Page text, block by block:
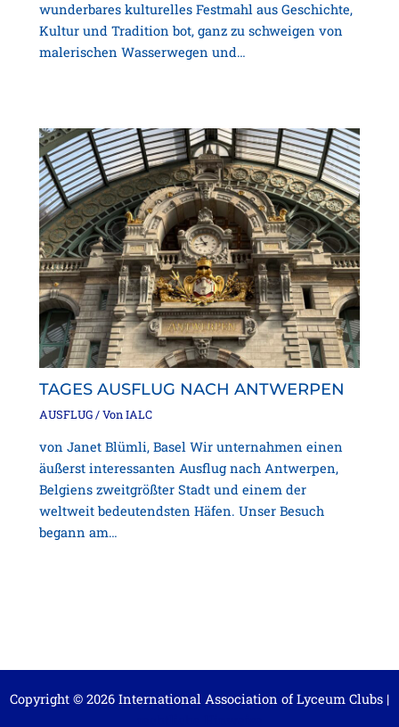
wunderbares kulturelles Festmahl aus Geschichte,
Kultur und Tradition bot, ganz zu schweigen von
malerischen Wasserwegen und…
TAGES AUSFLUG NACH ANTWERPEN
AUSFLUG/ VonIALC
von Janet Blümli, Basel Wir unternahmen einen
äußerst interessanten Ausflug nach Antwerpen,
Belgiens zweitgrößter Stadt und einem der
weltweit bedeutendsten Häfen. Unser Besuch
begann am…
Copyright © 2026 International Association of Lyceum Clubs |